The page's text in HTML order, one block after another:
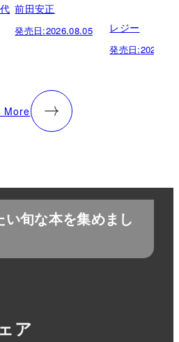
前田安正
発売日:2026.08.05 レジー
発売日:
More
旬な本を集めまし
ア